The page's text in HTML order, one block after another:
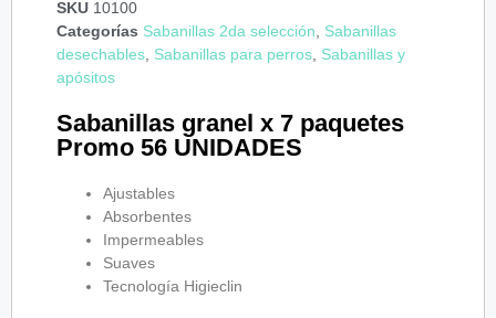
SKU 10100
Categorías Sabanillas 2da selección
Sabanillas
desechables Sabanillas para perros Sabanillas y
apósitos
Sabanillas granel x 7 paquetes
Promo 56 UNIDADES
Ajustables
Absorbentes
Impermeables
Suaves
Tecnología Higieclin